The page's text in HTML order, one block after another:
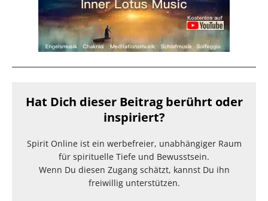
Hat Dich dieser Beitrag berührt oder
inspiriert?
Spirit Online ist ein werbefreier, unabhängiger Raum
für spirituelle Tiefe und Bewusstsein.
Wenn Du diesen Zugang schätzt, kannst Du ihn
freiwillig unterstützen.